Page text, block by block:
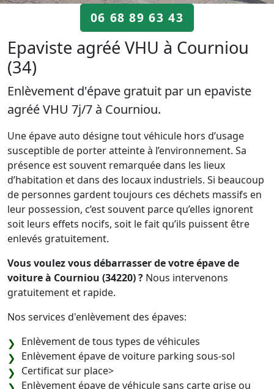
06 68 89 63 43
Epaviste agréé VHU à Courniou
(34)
Enlèvement d'épave gratuit par un epaviste
agréé VHU 7j/7 à Courniou.
Une épave auto désigne tout véhicule hors d’usage
susceptible de porter atteinte à l’environnement. Sa
présence est souvent remarquée dans les lieux
d’habitation et dans des locaux industriels. Si beaucoup
de personnes gardent toujours ces déchets massifs en
leur possession, c’est souvent parce qu’elles ignorent
soit leurs effets nocifs, soit le fait qu’ils puissent être
enlevés gratuitement.
Vous voulez vous débarrasser de votre épave de
voiture à Courniou (34220) ? Nous intervenons
gratuitement et rapide.
Nos services d'enlèvement des épaves:
Enlèvement de tous types de véhicules
Enlèvement épave de voiture parking sous-sol
Certificat sur place>
Enlèvement épave de véhicule sans carte grise ou